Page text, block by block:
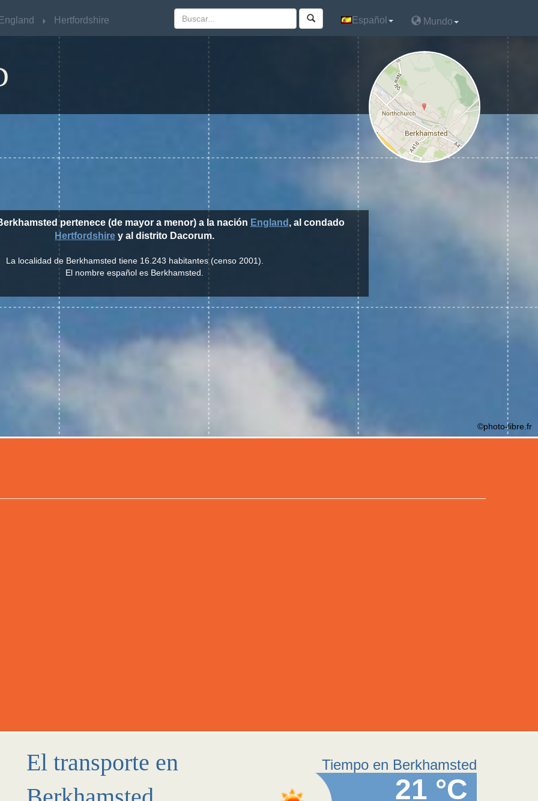
England Hertfordshire Español Mundo
pertenece (de mayor a menor) a la nación England , al condado
Hertfordshire y al distrito Dacorum.
La localidad de Berkhamsted tiene 16.243 habitantes (censo 2001).
El nombre español es Berkhamsted.
©photo-libre.fr
El transporte en
Tiempo en Berkhamsted
21 °C
England Hertfordshire Español Mundo